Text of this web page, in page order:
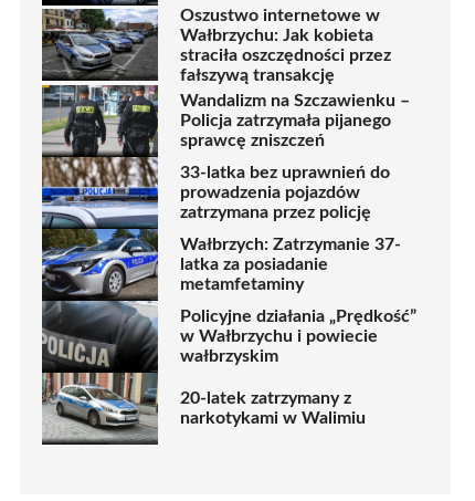
Oszustwo internetowe w
Wałbrzychu: Jak kobieta
straciła oszczędności przez
fałszywą transakcję
Wandalizm na Szczawienku –
Policja zatrzymała pijanego
sprawcę zniszczeń
33-latka bez uprawnień do
prowadzenia pojazdów
zatrzymana przez policję
Wałbrzych: Zatrzymanie 37-
latka za posiadanie
metamfetaminy
Policyjne działania „Prędkość”
w Wałbrzychu i powiecie
wałbrzyskim
20-latek zatrzymany z
narkotykami w Walimiu